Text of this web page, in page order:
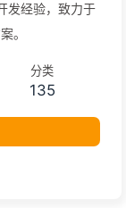
发经验，致力于
。
分类
135